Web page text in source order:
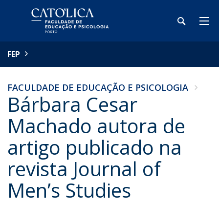
FEP
FACULDADE DE EDUCAÇÃO E PSICOLOGIA
Bárbara Cesar
Machado autora de
artigo publicado na
revista Journal of
Men’s Studies